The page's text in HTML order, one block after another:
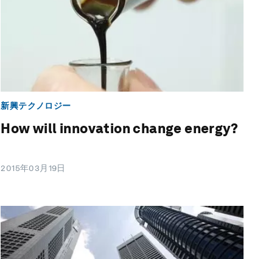
新興テクノロジー
How will innovation change energy?
2015年03月19日